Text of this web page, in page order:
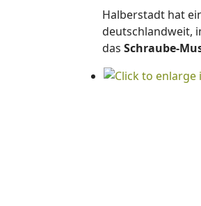
Halberstadt hat
deutschlandweit,
das Schraube-